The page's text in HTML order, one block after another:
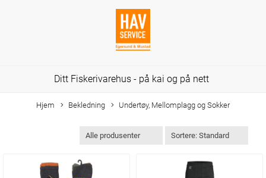
Ditt Fiskerivarehus - på kai og på nett
Hjem Bekledning Undertøy, Mellomplagg og Sokker